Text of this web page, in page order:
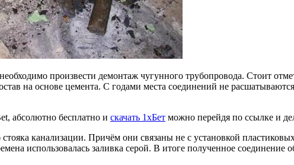
произвести демонтаж чугунного трубопровода. Стоит
на основе цемента. С годами места соединений не
абсолютно бесплатно и скачать 1хБет можно перейдя по ссылке и
канализации. Причём они связаны не с установкой
использовалась заливка серой. В итоге полученное соединение